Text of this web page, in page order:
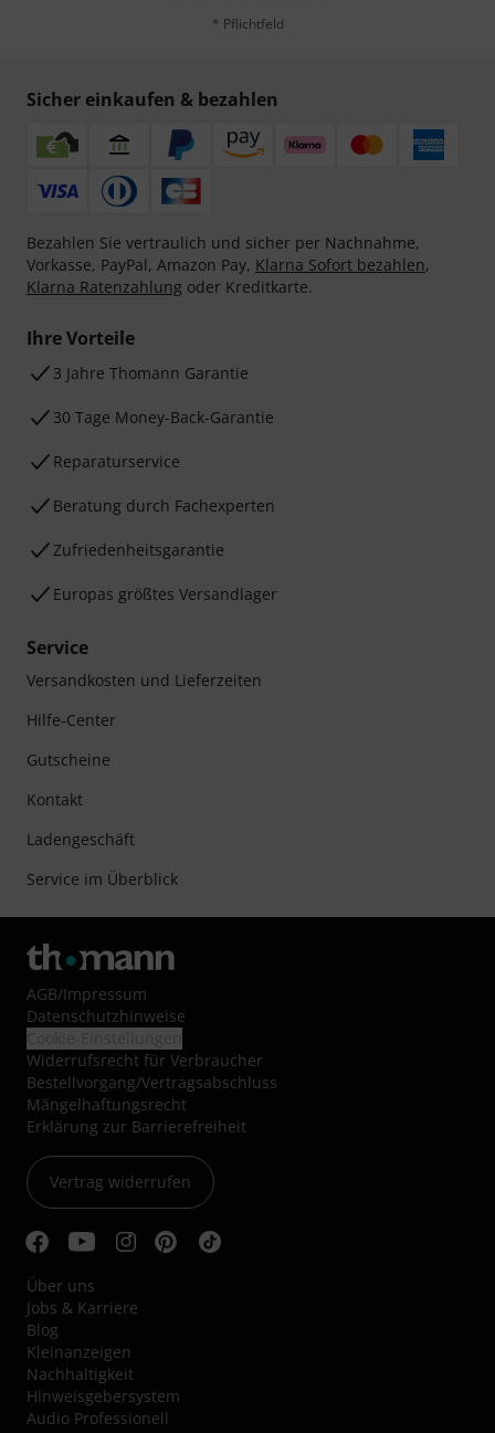
* Pflichtfeld
Sicher einkaufen & bezahlen
Bezahlen Sie vertraulich und sicher per Nachnahme,
Vorkasse, PayPal, Amazon Pay, Klarna Sofort bezahlen,
Klarna Ratenzahlung oder Kreditkarte.
Ihre Vorteile
3 Jahre Thomann Garantie
30 Tage Money-Back-Garantie
Reparaturservice
Beratung durch Fachexperten
Zufriedenheitsgarantie
Europas größtes Versandlager
Service
Versandkosten und Lieferzeiten
Hilfe-Center
Gutscheine
Kontakt
Ladengeschäft
Service im Überblick
AGB/Impressum
Datenschutzhinweise
Widerrufsrecht für Verbraucher
Bestellvorgang/Vertragsabschluss
Mängelhaftungsrecht
Erklärung zur Barrierefreiheit
Vertrag widerrufen
Über uns
Jobs & Karriere
Blog
Kleinanzeigen
Nachhaltigkeit
Hinweisgebersystem
Audio Professionell